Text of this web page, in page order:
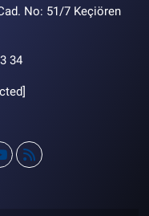
No: 51/7 Keçiören
34